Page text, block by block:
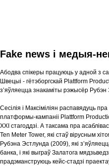
Fake news і медыя-
Абодва спікеры працуюць у адной з
Швецыі - гётэборгскай Plattform
з’яўляецца знакаміты рэжысёр Рубэн
Сесілія і Максіміліян распавядуць
платформы-кампаніі Plattform
XXI стагоддзі. А таксама пра
Ten Meter Tower, які стаў вірусным
Рубэна Эстлунда (2009), які
банка, і які выграў Залатога
прадэманструюць кейс-стадзі